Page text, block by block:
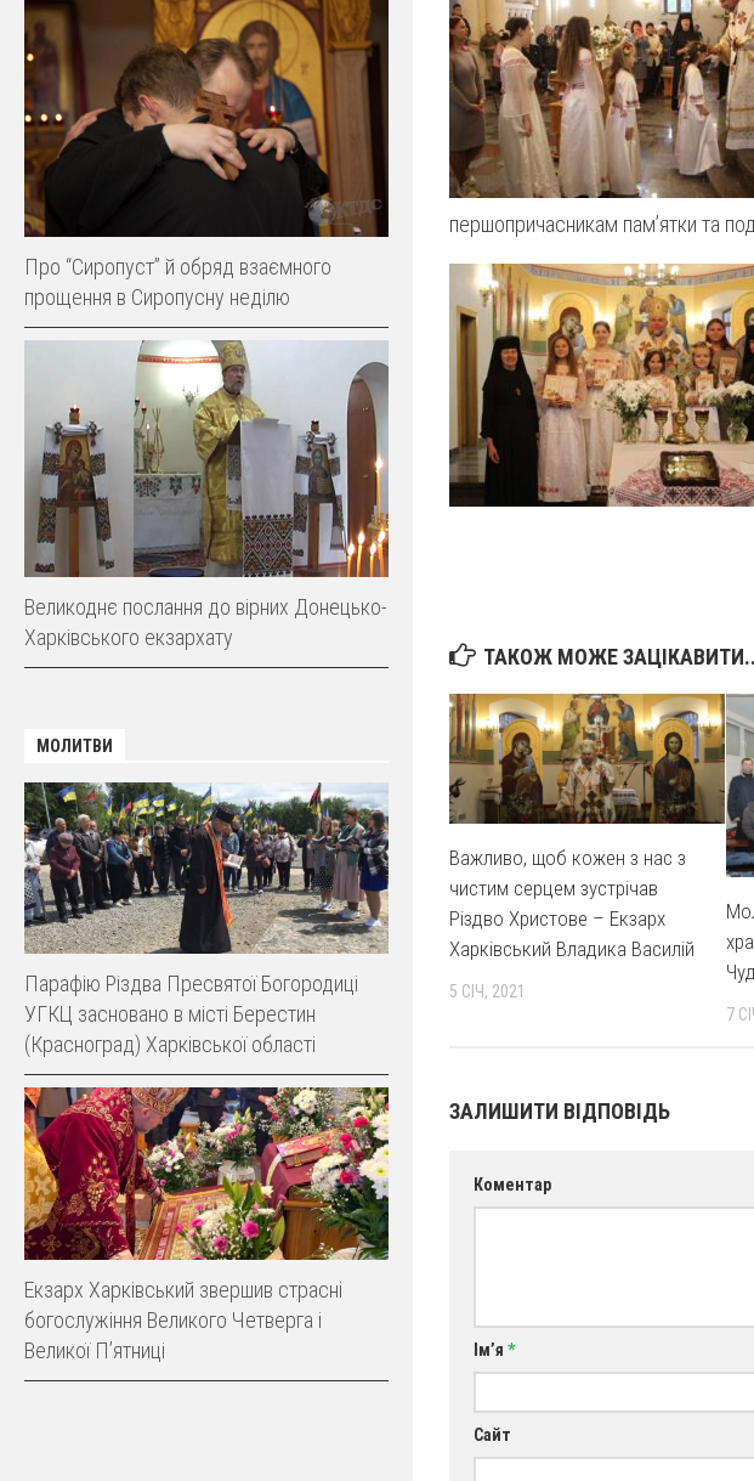
першопричасникам пам’ятки та
ТАКОЖ МОЖЕ
Важливо, щоб кожен з нас з
чистим серцем зустрічав
Різдво Христове – Екзарх
Харківський Владика Василій
5 СІЧ, 2021
7
ЗАЛИШИТИ ВІДПОВІДЬ
Коментар
Ім’я *
Сайт
Про “Сиропуст” й обряд взаємного
прощення в Сиропусну неділю
Великоднє послання до вірних Донецько-
Харківського екзархату
МОЛИТВИ
Парафію Різдва Пресвятої Богородиці
УГКЦ засновано в місті Берестин
(Красноград) Харківської області
Екзарх Харківський звершив страсні
богослужіння Великого Четверга і
Великої Пʼятниці